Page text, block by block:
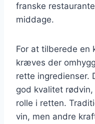
franske
middage.
For at tilberede en
kræves der
rette ingredienser.
god kvalitet
rolle i retten.
vin, men andre